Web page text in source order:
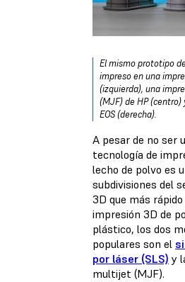
El mismo prototipo
impreso en una
(izquierda), una
(MJF) de HP (centro)
EOS (derecha).
A pesar de no ser
tecnología de
lecho de polvo es
subdivisiones del
3D que más
impresión 3D de
plástico, los dos
populares son el
por láser (SLS) y
multijet (MJF).